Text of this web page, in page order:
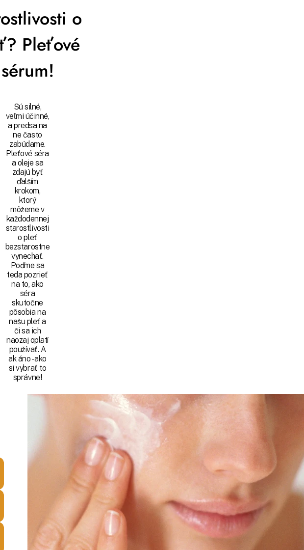
o
Pleťové
sérum!
Sú silné,
veľmi účinné,
a predsa na
ne často
zabúdame.
Pleťové séra
a oleje sa
zdajú byť
ďalším
krokom,
ktorý
môžeme v
každodennej
starostlivosti
o pleť
bezstarostne
vynechať.
Poďme sa
teda pozrieť
na to, ako
séra
skutočne
pôsobia na
našu pleť a
či sa ich
naozaj oplatí
používať. A
ak áno - ako
si vybrať to
správne!
hormónov a preukázateľne
spôsobujú nadmerné vypadávanie
vlasov. Skontrolujte, či im nie ste